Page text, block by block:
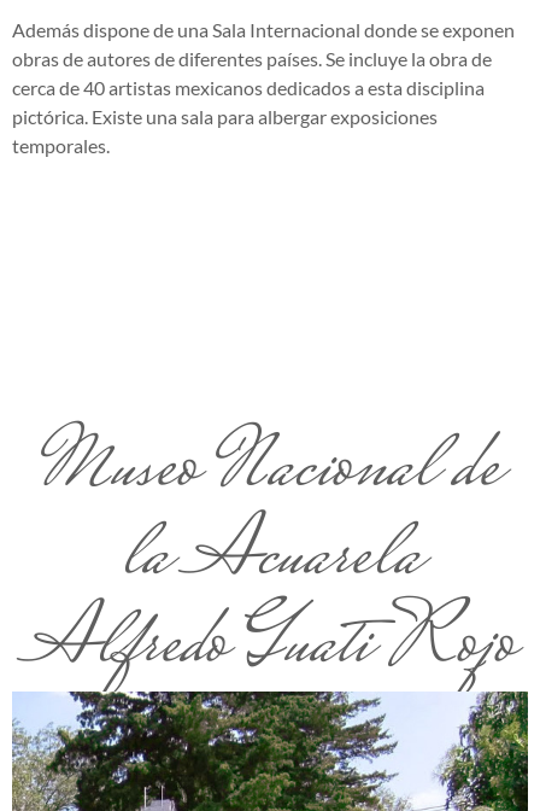
Además dispone de una Sala Internacional donde se exponen
obras de autores de diferentes países. Se incluye la obra de
cerca de 40 artistas mexicanos dedicados a esta disciplina
pictórica. Existe una sala para albergar exposiciones
temporales.
Museo Nacional de
la Acuarela
Alfredo Guati Rojo